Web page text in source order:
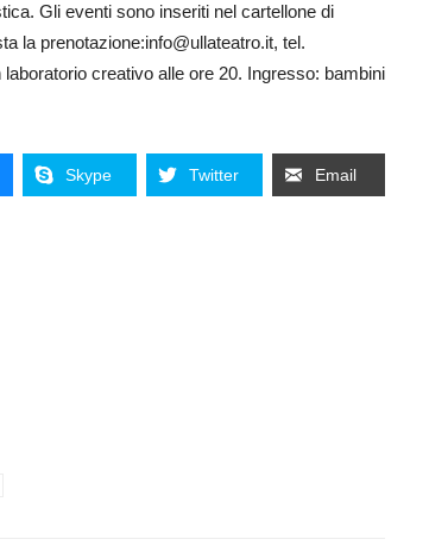
Gli eventi sono inseriti nel cartellone di
la prenotazione:info@ullateatro.it, tel.
creativo alle ore 20. Ingresso: bambini
Skype Twitter Email